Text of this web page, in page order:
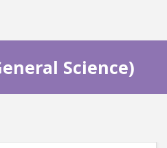
Science)